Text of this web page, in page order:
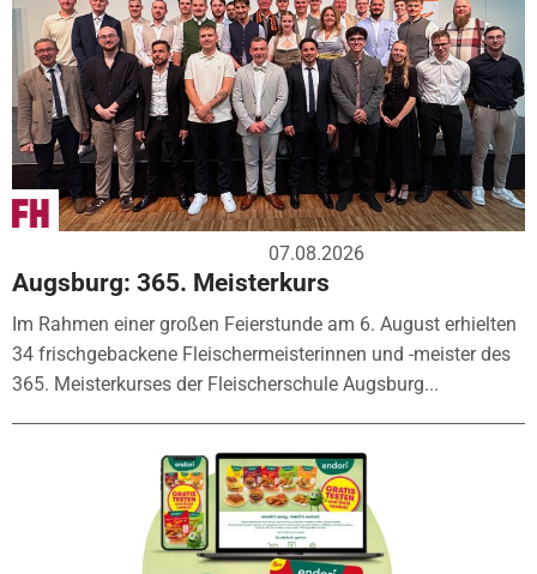
07.08.2026
Augsburg: 365. Meisterkurs
Im Rahmen einer großen Feierstunde am 6. August erhielten
34 frischgebackene Fleischermeisterinnen und -meister des
365. Meisterkurses der Fleischerschule Augsburg...